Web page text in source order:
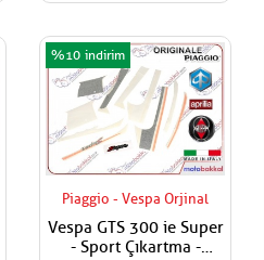
Piaggio - Vespa Orjinal
Vespa GTS 300 ie Super
- Sport Çıkartma -
%10